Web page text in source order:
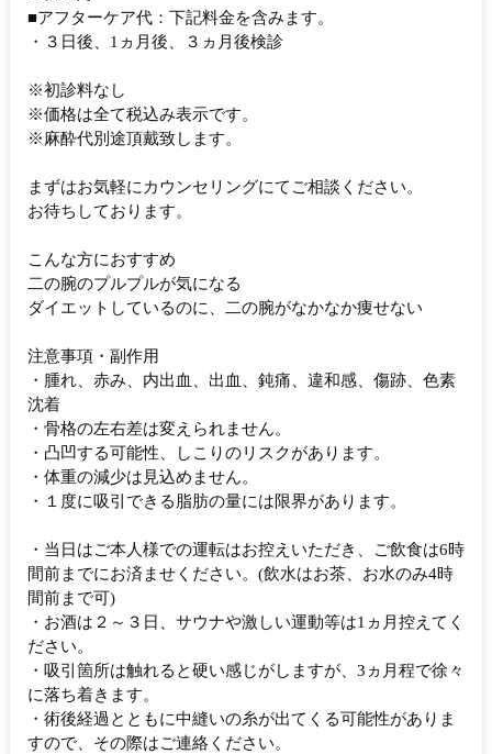
■アフターケア代：下記料金を含みます。
・３日後、1ヵ月後、３ヵ月後検診
※初診料なし
※価格は全て税込み表示です。
※麻酔代別途頂戴致します。
まずはお気軽にカウンセリングにてご相談ください。
お待ちしております。
こんな方におすすめ
二の腕のプルプルが気になる
ダイエットしているのに、二の腕がなかなか痩せない
注意事項・副作用
・腫れ、赤み、内出血、出血、鈍痛、違和感、傷跡、色素
沈着
・骨格の左右差は変えられません。
・凸凹する可能性、しこりのリスクがあります。
・体重の減少は見込めません。
・１度に吸引できる脂肪の量には限界があります。
・当日はご本人様での運転はお控えいただき、ご飲食は6時
間前までにお済ませください。(飲水はお茶、お水のみ4時
間前まで可)
・お酒は２～３日、サウナや激しい運動等は1ヵ月控えてく
ださい。
・吸引箇所は触れると硬い感じがしますが、3ヵ月程で徐々
に落ち着きます。
・術後経過とともに中縫いの糸が出てくる可能性がありま
すので、その際はご連絡ください。